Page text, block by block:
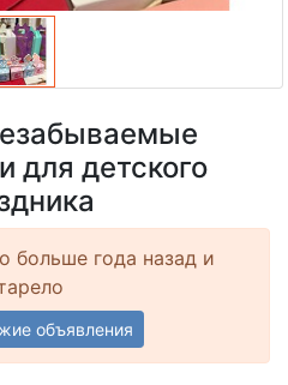
для детского
больше года назад и
объявления